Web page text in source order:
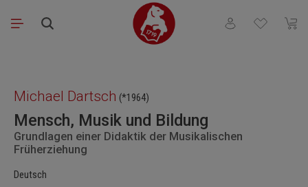
Zum Hauptinhalt springen
Du hast 0
Michael Dartsch (*1964)
Mensch, Musik und Bildung
Grundlagen einer Didaktik der Musikalischen
Früherziehung
Deutsch